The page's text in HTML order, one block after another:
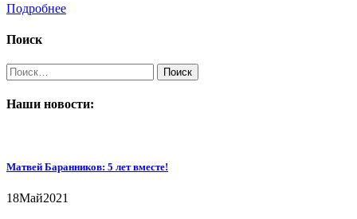
Подробнее
Поиск
Найти:
Наши новости:
Матвей Баранников: 5 лет вместе!
18Май2021